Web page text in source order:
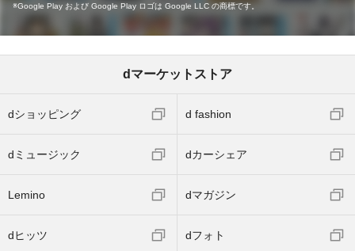
Google Play および Google Play ロゴは Google LLC の商標です。
dマーケットストア
dショッピング d fashion
dミュージック dカーシェア
Lemino dマガジン
dヒッツ dフォト